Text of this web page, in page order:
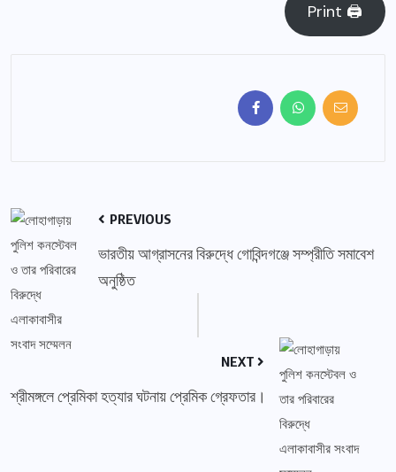
Print 🖨
PREVIOUS
ভারতীয় আগ্রাসনের বিরুদ্ধে গোবিন্দগঞ্জে সম্প্রীতি সমাবেশ
অনুষ্ঠিত
NEXT
শ্রীমঙ্গলে প্রেমিকা হত্যার ঘটনায় প্রেমিক গ্রেফতার।